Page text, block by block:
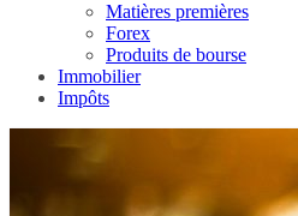
Matières premières
Forex
Produits de bourse
Immobilier
Impôts